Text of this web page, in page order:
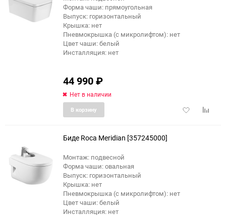
Форма чаши: прямоугольная
Выпуск: горизонтальный
Крышка: нет
Пневмокрышка (с микролифтом): нет
Цвет чаши: белый
Инсталляция: нет
44 990₽
Нет в наличии
Добавить
В корзину
Биде Roca Meridian [357245000]
Монтаж: подвесной
Форма чаши: овальная
Выпуск: горизонтальный
Крышка: нет
Пневмокрышка (с микролифтом): нет
Цвет чаши: белый
Инсталляция: нет